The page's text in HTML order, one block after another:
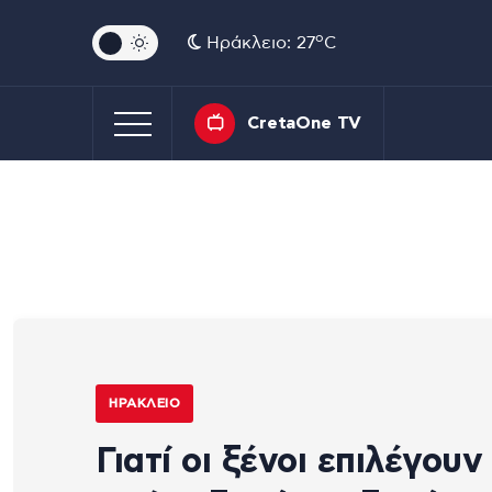
Ηράκλειο: 27oC
CretaOne TV
ΗΡΆΚΛΕΙΟ
Γιατί οι ξένοι